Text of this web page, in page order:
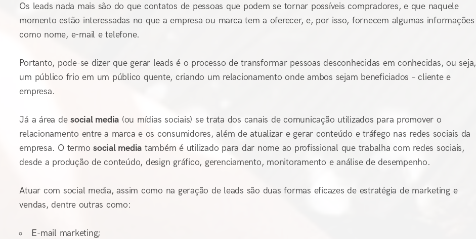
Os leads nada mais são do que contatos de pessoas que podem se tornar possíveis compradores, e que naquele
momento estão interessadas no que a empresa ou marca tem a oferecer, e, por isso, fornecem algumas informações
como nome, e-mail e telefone.
Portanto, pode-se dizer que gerar leads é o processo de transformar pessoas desconhecidas em conhecidas, ou seja,
um público frio em um público quente, criando um relacionamento onde ambos sejam beneficiados – cliente e
empresa.
Já a área desocial media (ou mídias sociais) se trata dos canais de comunicação utilizados para promover o
relacionamento entre a marca e os consumidores, além de atualizar e gerar conteúdo e tráfego nas redes sociais da
empresa. O termosocial media também é utilizado para dar nome ao profissional que trabalha com redes sociais,
desde a produção de conteúdo, design gráfico, gerenciamento, monitoramento e análise de desempenho.
Atuar com social media, assim como na geração de leads são duas formas eficazes de estratégia de marketing e
vendas, dentre outras como:
E-mail marketing;